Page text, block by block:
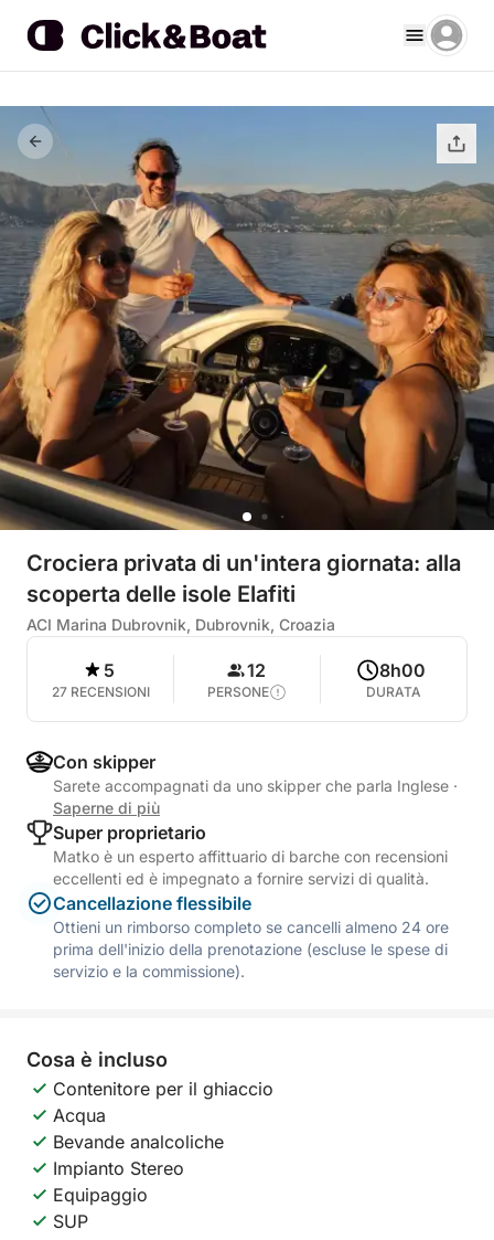
Crociera privata di un'intera giornata: alla
scoperta delle isole Elafiti
ACI Marina Dubrovnik, Dubrovnik, Croazia
5
27 RECENSIONI
12
PERSONE
8h00
DURATA
Con skipper
Sarete accompagnati da uno skipper che parla Inglese ·
Saperne di più
Super proprietario
Matko è un esperto affittuario di barche con recensioni
eccellenti ed è impegnato a fornire servizi di qualità.
Cancellazione flessibile
Ottieni un rimborso completo se cancelli almeno 24 ore
prima dell'inizio della prenotazione (escluse le spese di
servizio e la commissione).
Cosa è incluso
Contenitore per il ghiaccio
Acqua
Bevande analcoliche
Impianto Stereo
Equipaggio
SUP